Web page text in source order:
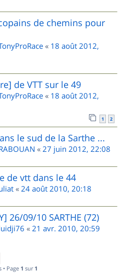
de chemins pour
« 18 août 2012,
de VTT sur le 49
« 18 août 2012,
1 2
le sud de la Sarthe ...
« 27 juin 2012, 22:08
de vtt dans le 44
« 24 août 2010, 20:18
26/09/10 SARTHE (72)
« 21 avr. 2010, 20:59
• Page 1 sur 1